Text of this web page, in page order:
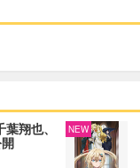
翔也、
NEW